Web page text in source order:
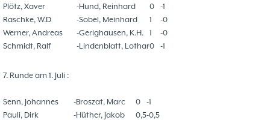
Plötz, Xaver
-Hund, Reinhard 0 -1
Raschke, W.D
-Sobel, Meinhard 1 -0
Werner, Andreas
-Gerighausen, K.H. 1 -0
Schmidt, Ralf
-Lindenblatt, Lothar0 -1
7. Runde am 1. Juli :
Senn, Johannes -Broszat, Marc 0 -1
Pauli, Dirk
-Hüther, Jakob 0,5-0,5